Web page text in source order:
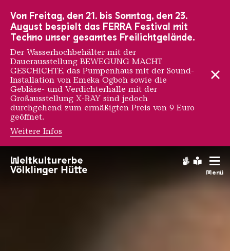
Menü
Das Jahr 1986 -
Von Freitag, den 21. bis Sonntag, den 23.
August bespielt das FERRA Festival mit
Techno unser gesamtes Freilichtgelände.
Der Wasserhochbehälter mit der
Dauerausstellung BEWEGUNG MACHT
GESCHICHTE, das Pumpenhaus mit der Sound-
Installation von Emeka Ogboh sowie die
Gebläse- und Verdichterhalle mit der
Großausstellung X-RAY sind jedoch
durchgehend zum ermäßigten Preis von 9 Euro
geöffnet.
Weitere Infos